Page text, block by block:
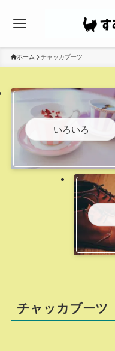
ホーム チャッカブーツ
いろいろ
チャッカブーツ